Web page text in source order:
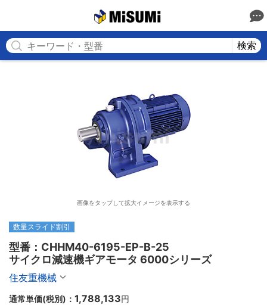
検索
画像をタップして拡大イメージを表示する
数量スライド割引
型番：CHHM40-6195-EP-B-25
サイクロ減速機ギアモータ 6000シリーズ
住友重機械
通常単価(税別)： 1,788,133円